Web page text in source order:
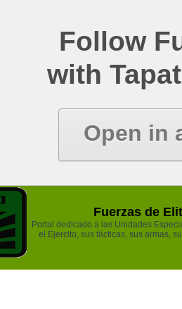
Follow
with
Open in
Fuerzas de
Portal dedicado a las Unidades
el Ejercito, sus tácticas, sus armas,